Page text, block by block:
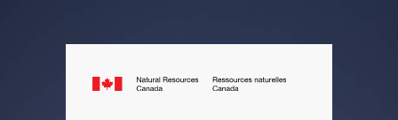
Canada.ca
/